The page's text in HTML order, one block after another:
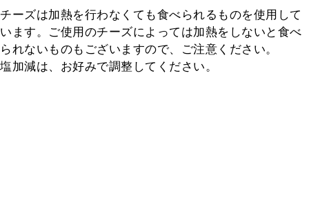
チーズは加熱を行わなくても食べられるものを使用して
います。ご使用のチーズによっては加熱をしないと食べ
られないものもございますので、ご注意ください。
塩加減は、お好みで調整してください。